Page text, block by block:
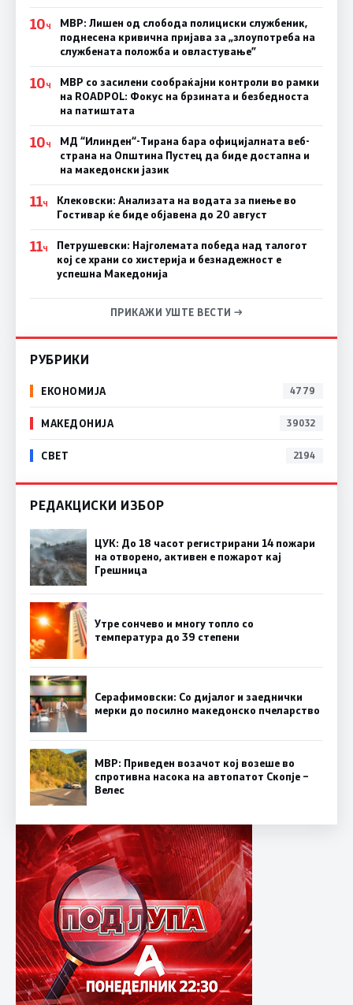
10Ч
МВР: Лишен од слобода полициски службеник,
поднесена кривична пријава за „злоупотреба на
службената положба и овластување”
10Ч
МВР со засилени сообраќајни контроли во рамки
на ROADPOL: Фокус на брзината и безбедноста
на патиштата
10Ч
МД “Илинден“-Тирана бара официјалната веб-
страна на Општина Пустец да биде достапна и
на македонски јазик
11Ч
Клековски: Анализата на водата за пиење во
Гостивар ќе биде објавена до 20 август
11Ч
Петрушевски: Најголемата победа над талогот
кој се храни со хистерија и безнадежност е
успешна Македонија
ПРИКАЖИ УШТЕ ВЕСТИ →
РУБРИКИ
ЕКОНОМИЈА 4779
МАКЕДОНИЈА 39032
СВЕТ 2194
РЕДАКЦИСКИ ИЗБОР
ЦУК: До 18 часот регистрирани 14 пожари
на отворено, активен е пожарот кај
Грешница
Утре сончево и многу топло со
температура до 39 степени
Серафимовски: Со дијалог и заеднички
мерки до посилно македонско пчеларство
МВР: Приведен возачот кој возеше во
спротивна насока на автопатот Скопје –
Велес